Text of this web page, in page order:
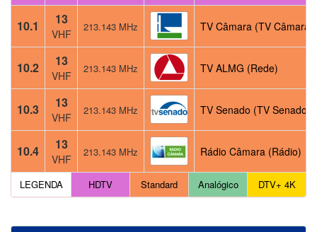
10.1 13
VHF
213.143 MHz TV Câmara (TV Câmara)
10.2 13
VHF
213.143 MHz TV ALMG (Rede)
10.3 13
VHF
213.143 MHz TV Senado (TV Senado)
10.4 13
VHF
213.143 MHz Rádio Câmara (Rádio)
LEGENDA HDTV Standard Analógico DTV+ 4K